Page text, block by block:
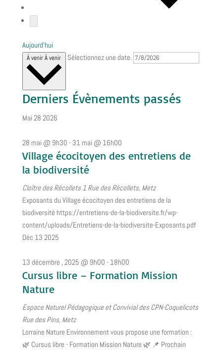
Aujourd’hui
À venirÀ venir Sélectionnez une date.
Derniers Évènements passés
Mai 28 2026
28 mai @ 9h30 - 31 mai @ 16h00
Village écocitoyen des entretiens de
la biodiversité
Cloître des Récollets1 Rue des Récollets, Metz
Exposants du Village écocitoyen des entretiens de la
biodiversité https://entretiens-de-la-biodiversite.fr/wp-
content/uploads/Entretiens-de-la-biodiversite-Exposants.pdf
Déc 13 2025
13 décembre , 2025 @ 9h00 - 18h00
Cursus libre – Formation Mission
Nature
Espace Naturel Pédagogique et Convivial des CPN-Coquelicots
Rue des Pins, Metz
Lorraine Nature Environnement vous propose une formation :
🌿 Cursus libre - Formation Mission Nature 🌿 📌 Prochain